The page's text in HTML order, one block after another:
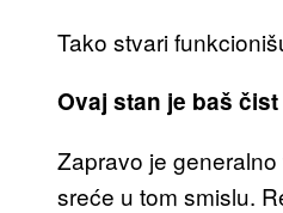
Tako stvari
Ovaj stan je baš
Zapravo je
sreće u tom smislu.